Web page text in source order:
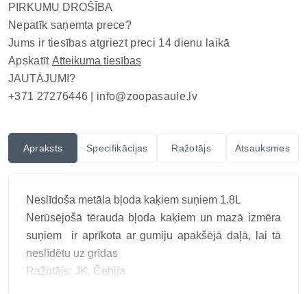
PIRKUMU DROŠĪBA
Nepatīk saņemta prece?
Jums ir tiesības atgriezt preci 14 dienu laikā
Apskatīt Atteikuma tiesības
JAUTĀJUMI?
+371 27276446 | info@zoopasaule.lv
Apraksts Specifikācijas Ražotājs Atsauksmes
Neslīdoša metāla bļoda kaķiem suņiem 1.8L
Nerūsējošā tērauda bļoda kaķiem un mazā izmēra
suņiem ir aprīkota ar gumiju apakšējā daļā, lai tā
neslīdētu uz grīdas
Ražotājs: JK, Čehija